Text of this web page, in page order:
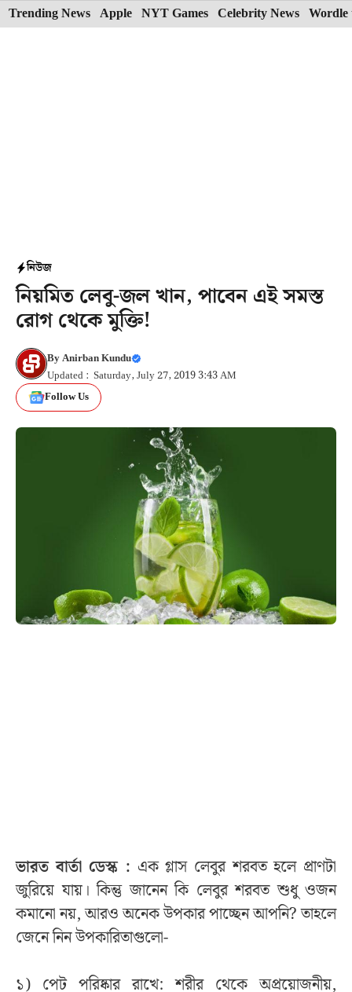
Skip
to
Trending News Apple NYT Games Celebrity News Wordle
নিউজ
নিয়মিত লেবু-জল খান, পাবেন এই সমস্ত
রোগ থেকে মুক্তি!
ByAnirban Kundu
Updated : Saturday, July 27, 2019 3:43 AM
Follow Us
ভারত বার্তা ডেস্ক : এক গ্লাস লেবুর শরবত হলে প্রাণটা
জুরিয়ে যায়। কিন্তু জানেন কি লেবুর শরবত শুধু ওজন
কমানো নয়, আরও অনেক উপকার পাচ্ছেন আপনি? তাহলে
জেনে নিন উপকারিতাগুলো-
১) পেট পরিষ্কার রাখে: শরীর থেকে অপ্রয়োজনীয়,